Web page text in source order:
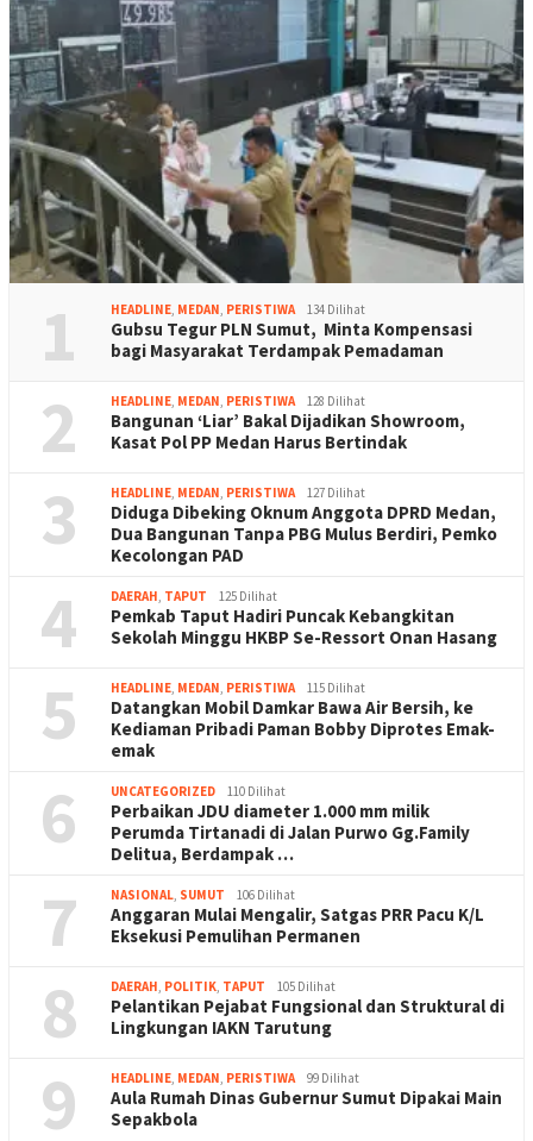
1 HEADLINE, MEDAN, PERISTIWA 134 Dilihat
Gubsu Tegur PLN Sumut, Minta Kompensasi
bagi Masyarakat Terdampak Pemadaman
2 HEADLINE, MEDAN, PERISTIWA 128 Dilihat
Bangunan ‘Liar’ Bakal Dijadikan Showroom,
Kasat Pol PP Medan Harus Bertindak
3 HEADLINE, MEDAN, PERISTIWA 127 Dilihat
Diduga Dibeking Oknum Anggota DPRD Medan,
Dua Bangunan Tanpa PBG Mulus Berdiri, Pemko
Kecolongan PAD
4 DAERAH, TAPUT 125 Dilihat
Pemkab Taput Hadiri Puncak Kebangkitan
Sekolah Minggu HKBP Se-Ressort Onan Hasang
5 HEADLINE, MEDAN, PERISTIWA 115 Dilihat
Datangkan Mobil Damkar Bawa Air Bersih, ke
Kediaman Pribadi Paman Bobby Diprotes Emak-
emak
6 UNCATEGORIZED 110 Dilihat
Perbaikan JDU diameter 1.000 mm milik
Perumda Tirtanadi di Jalan Purwo Gg.Family
Delitua, Berdampak …
7 NASIONAL, SUMUT 106 Dilihat
Anggaran Mulai Mengalir, Satgas PRR Pacu K/L
Eksekusi Pemulihan Permanen
8 DAERAH, POLITIK, TAPUT 105 Dilihat
Pelantikan Pejabat Fungsional dan Struktural di
Lingkungan IAKN Tarutung
9 HEADLINE, MEDAN, PERISTIWA 99 Dilihat
Aula Rumah Dinas Gubernur Sumut Dipakai Main
Sepakbola